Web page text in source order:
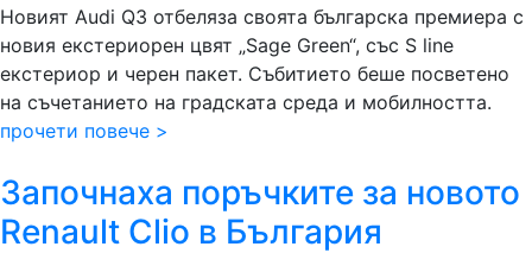
Новият Audi Q3 отбеляза своята българска премиера с
новия екстериорен цвят „Sage Green“, със S line
екстериор и черен пакет. Събитието беше посветено
на съчетанието на градската среда и мобилността.
прочети повече >
Започнаха поръчките за новото
Renault Clio в България